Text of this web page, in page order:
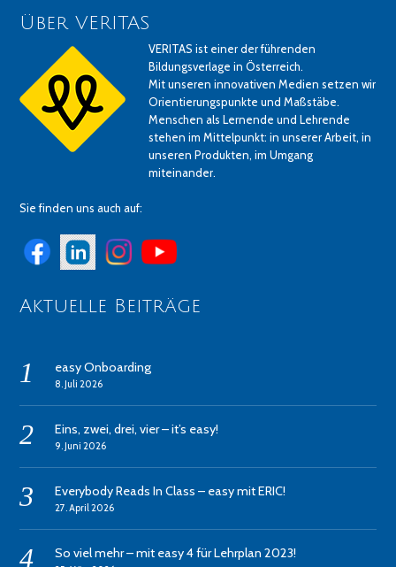
Über VERITAS
VERITAS ist einer der führenden
Bildungsverlage in Österreich.
Mit unseren innovativen Medien setzen wir
Orientierungspunkte und Maßstäbe.
Menschen als Lernende und Lehrende
stehen im Mittelpunkt: in unserer Arbeit, in
unseren Produkten, im Umgang
miteinander.
Sie finden uns auch auf:
Aktuelle Beiträge
easy Onboarding
8. Juli 2026
Eins, zwei, drei, vier – it’s easy!
9. Juni 2026
Everybody Reads In Class – easy mit ERIC!
27. April 2026
So viel mehr – mit easy 4 für Lehrplan 2023!